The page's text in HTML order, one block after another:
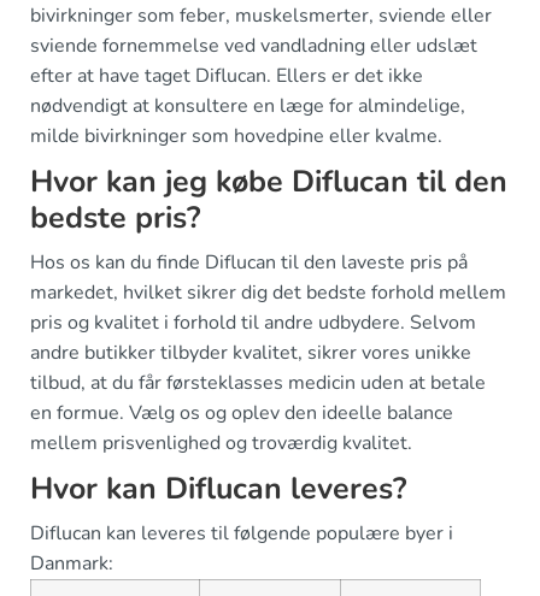
bivirkninger som feber, muskelsmerter, sviende eller
sviende fornemmelse ved vandladning eller udslæt
efter at have taget Diflucan. Ellers er det ikke
nødvendigt at konsultere en læge for almindelige,
milde bivirkninger som hovedpine eller kvalme.
Hvor kan jeg købe Diflucan til den
bedste pris?
Hos os kan du finde Diflucan til den laveste pris på
markedet, hvilket sikrer dig det bedste forhold mellem
pris og kvalitet i forhold til andre udbydere. Selvom
andre butikker tilbyder kvalitet, sikrer vores unikke
tilbud, at du får førsteklasses medicin uden at betale
en formue. Vælg os og oplev den ideelle balance
mellem prisvenlighed og troværdig kvalitet.
Hvor kan Diflucan leveres?
Diflucan kan leveres til følgende populære byer i
Danmark: